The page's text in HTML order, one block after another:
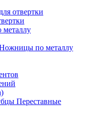
отвертки
по металлу
Переставные